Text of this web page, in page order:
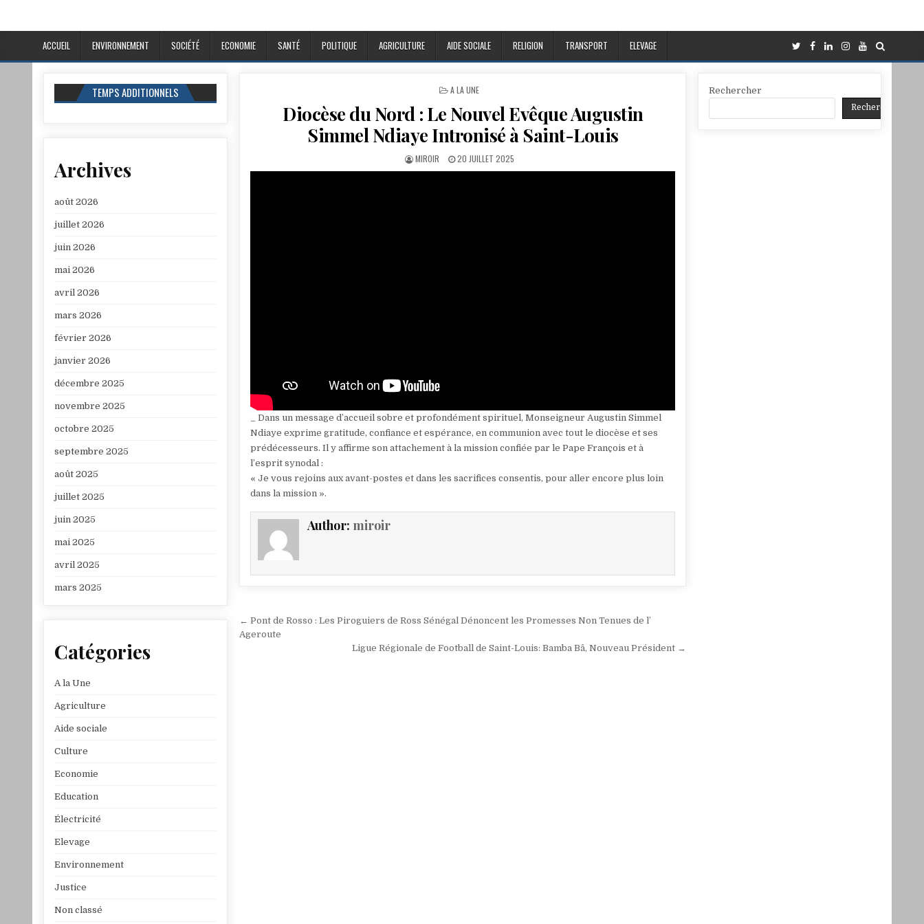
ACCUEIL ENVIRONNEMENT SOCIÉTÉ ECONOMIE SANTÉ POLITIQUE AGRICULTURE AIDE SOCIALE RELIGION TRANSPORT ELEVAGE
POSTED
A LA UNE
Diocèse du Nord : Le Nouvel Evêque Augustin
Simmel Ndiaye Intronisé à Saint-Louis
AUTHOR:
MIROIR
PUBLISHED
DATE:
20 JUILLET 2025
_ Dans un message d’accueil sobre et profondément spirituel, Monseigneur Augustin Simmel
Ndiaye exprime gratitude, confiance et espérance, en communion avec tout le diocèse et ses
prédécesseurs. Il y affirme son attachement à la mission confiée par le Pape François et à
l’esprit synodal :
« Je vous rejoins aux avant-postes et dans les sacrifices consentis, pour aller encore plus loin
dans la mission ».
Author: miroir
Navigation
de
← Pont de Rosso : Les Piroguiers de Ross Sénégal Dénoncent les Promesses Non Tenues de l’
Ageroute
Ligue Régionale de Football de Saint-Louis: Bamba Bâ, Nouveau Président →
TEMPS ADDITIONNELS
Archives
août 2026
juillet 2026
juin 2026
mai 2026
avril 2026
mars 2026
février 2026
janvier 2026
décembre 2025
novembre 2025
octobre 2025
septembre 2025
août 2025
juillet 2025
juin 2025
mai 2025
avril 2025
mars 2025
Catégories
A la Une
Agriculture
Aide sociale
Culture
Economie
Education
Électricité
Elevage
Environnement
Justice
Non classé
Rechercher
Rechercher